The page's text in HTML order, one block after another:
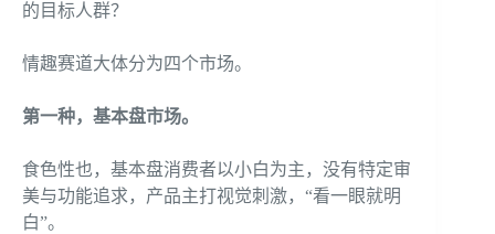
的目标人群？
情趣赛道大体分为四个市场。
第一种，基本盘市场。
食色性也，基本盘消费者以小白为主，没有特定审
美与功能追求，产品主打视觉刺激，“看一眼就明
白”。